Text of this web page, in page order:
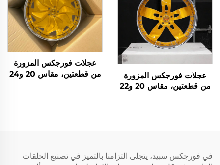
عجلات فورجكس المزورة
من قطعتين، مقاس 20 و22
عجلات فورجكس المزورة
من قطعتين، مقاس 20 و24
في فورجكس سبيد، يتجلى التزامنا بالتميز في تصنيع الحلقات